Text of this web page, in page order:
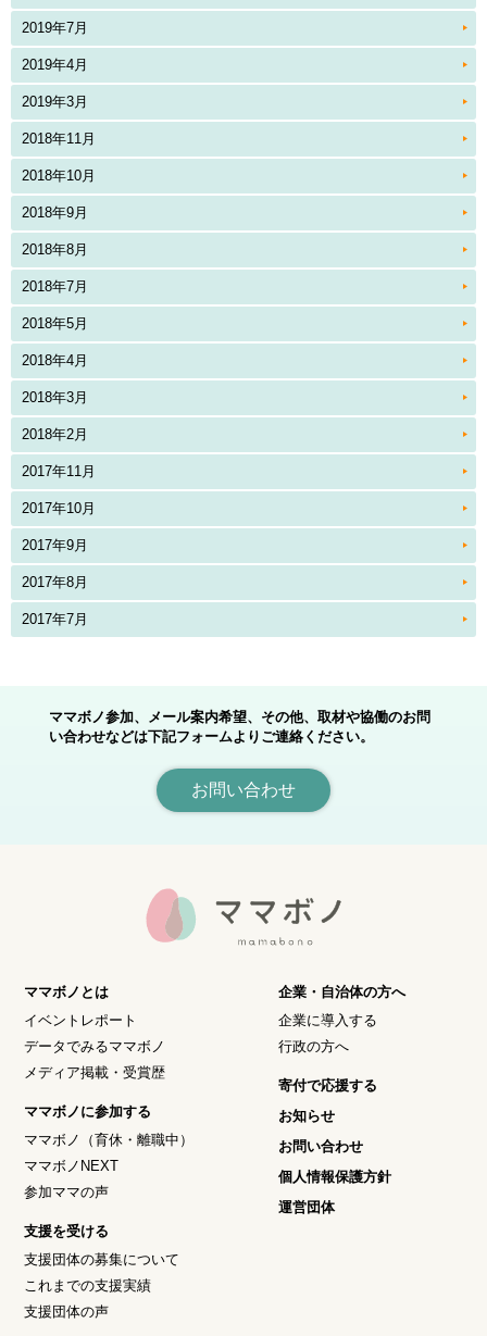
2019年7月
2019年4月
2019年3月
2018年11月
2018年10月
2018年9月
2018年8月
2018年7月
2018年5月
2018年4月
2018年3月
2018年2月
2017年11月
2017年10月
2017年9月
2017年8月
2017年7月
ママボノ参加、メール案内希望、その他、取材や協働のお問
い合わせなどは下記フォームよりご連絡ください。
お問い合わせ
ママボノとは
イベントレポート
データでみるママボノ
メディア掲載・受賞歴
ママボノに参加する
ママボノ（育休・離職中）
ママボノNEXT
参加ママの声
支援を受ける
支援団体の募集について
これまでの支援実績
支援団体の声
企業・自治体の方へ
企業に導入する
行政の方へ
寄付で応援する
お知らせ
お問い合わせ
個人情報保護方針
運営団体